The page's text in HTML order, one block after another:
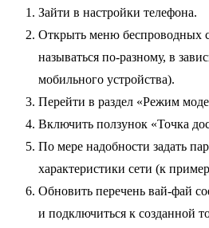
Зайти в настройки телефона.
Открыть меню беспроводных
называться по-разному, в
мобильного устройства).
Перейти в раздел «Режим
Включить ползунок «Точка
По мере надобности задать
характеристики сети (к
Обновить перечень вай-фай
и подключиться к созданной